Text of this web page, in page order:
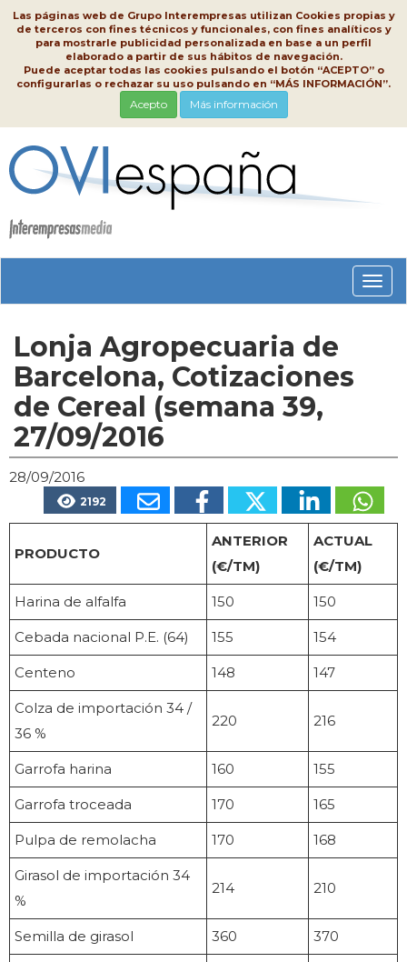
Las páginas web de Grupo Interempresas utilizan Cookies propias y
de terceros con fines técnicos y funcionales, con fines analíticos y
para mostrarle publicidad personalizada en base a un perfil
elaborado a partir de sus hábitos de navegación.
Puede aceptar todas las cookies pulsando el botón “ACEPTO” o
configurarlas o rechazar su uso pulsando en “MÁS INFORMACIÓN”.
Acepto Más información
Lonja Agropecuaria de
Barcelona, Cotizaciones
de Cereal (semana 39,
27/09/2016
28/09/2016
2192
PRODUCTO
ANTERIOR
(€/TM)
ACTUAL
(€/TM)
Harina de alfalfa 150 150
Cebada nacional P.E. (64) 155 154
Centeno 148 147
Colza de importación 34 /
36 %
220 216
Garrofa harina 160 155
Garrofa troceada 170 165
Pulpa de remolacha 170 168
Girasol de importación 34
%
214 210
Semilla de girasol 360 370